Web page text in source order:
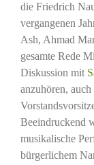
die Friedrich
vergangenen
Ash, Ahmad
gesamte Rede
Diskussion mit
anzuhören,
Beeindruckend
musikalische
bürgerlichem